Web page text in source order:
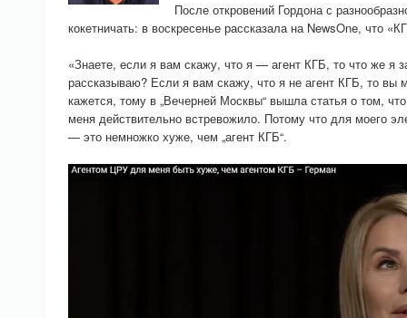
После откровений Гордона с
кокетничать: в воскресенье рассказала на NewsOne, что
«Знаете, если я вам скажу, что я — агент КГБ, то что же я
рассказываю? Если я вам скажу, что я не агент КГБ, то
кажется, тому в „Вечерней Москвы“ вышла статья о том,
меня действительно встревожило. Потому что для моего
— это немножко хуже, чем „агент КГБ“.